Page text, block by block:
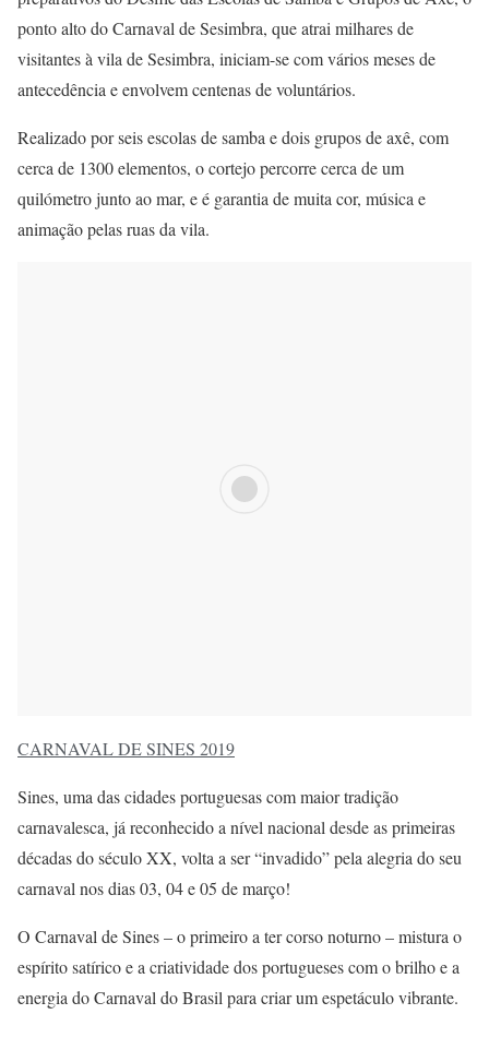
ponto alto do Carnaval de Sesimbra, que atrai milhares de
visitantes à vila de Sesimbra, iniciam-se com vários meses de
antecedência e envolvem centenas de voluntários.
Realizado por seis escolas de samba e dois grupos de axê, com
cerca de 1300 elementos, o cortejo percorre cerca de um
quilómetro junto ao mar, e é garantia de muita cor, música e
animação pelas ruas da vila.
CARNAVAL DE SINES 2019
Sines, uma das cidades portuguesas com maior tradição
carnavalesca, já reconhecido a nível nacional desde as primeiras
décadas do século XX, volta a ser “invadido” pela alegria do seu
carnaval nos dias 03, 04 e 05 de março!
O Carnaval de Sines – o primeiro a ter corso noturno – mistura o
espírito satírico e a criatividade dos portugueses com o brilho e a
energia do Carnaval do Brasil para criar um espetáculo vibrante.